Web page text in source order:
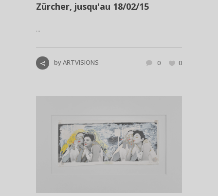
Zürcher, jusqu'au 18/02/15
...
byARTVISIONS 0 0